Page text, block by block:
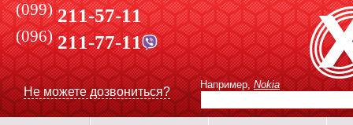
(099) 211-57-11
(096)211-77-11
Не можете дозвониться?
Например, Nokia